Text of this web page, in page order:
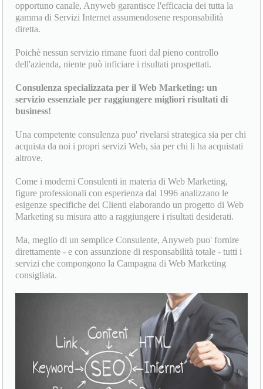
opportuno canale, Anyweb garantisce l'efficacia dei tutta la
gamma di Servizi Internet assumendosene responsabilità
diretta.
Poichè nessun servizio rimane fuori dal pieno controllo
dell'azienda, niente può inficiare i risultati prospettati.
Consulenza specializzata per il Web Marketing: un
servizio essenziale per raggiungere migliori risultati di
business!
Una competente consulenza puo' rivelarsi strategica sia per chi
acquista da noi i propri servizi Web, sia per chi li ha acquistati
altrove.
Come i moderni Consulenti in materia di Web Marketing,
figure professionali con esperienza dal 1996 analizzano le
esigenze specifiche dei Clienti elaborando un progetto di Web
Marketing su misura atto a raggiungere i risultati desiderati.
Ma, meglio di un semplice Consulente, Anyweb puo' fornire
direttamente - e con assunzione di responsabilità totale - tutti i
servizi che compongono la Campagna di Web Marketing
consigliata.